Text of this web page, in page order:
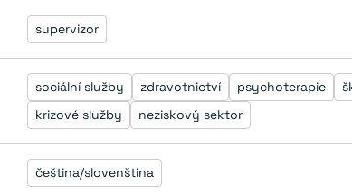
supervizor
sociální služby zdravotnictví psychoterapie
krizové služby
neziskový sektor
čeština/slovenština